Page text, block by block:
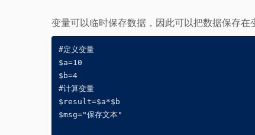
变量可以临时保存数据，因此可以把数据保存在
#定义变量
$a=10
$b=4
#计算变量
$result=$a*$b
$msg="保存文本"